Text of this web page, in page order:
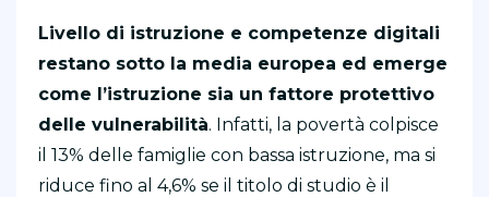
Livello di istruzione e competenze digitali
restano sotto la media europea ed emerge
come l’istruzione sia un fattore protettivo
delle vulnerabilità. Infatti, la povertà colpisce
il 13% delle famiglie con bassa istruzione, ma si
riduce fino al 4,6% se il titolo di studio è il